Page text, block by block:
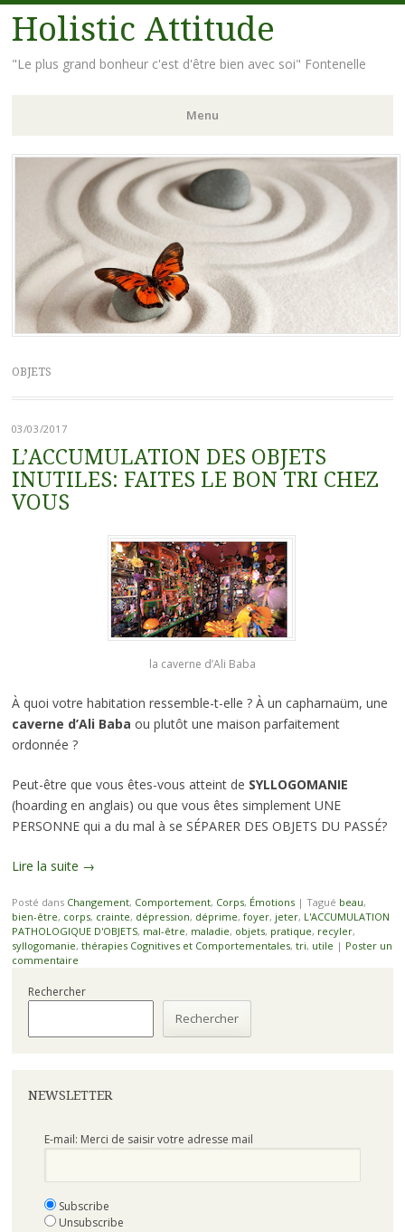
Holistic Attitude
"Le plus grand bonheur c'est d'être bien avec soi" Fontenelle
Menu
Aller
principal
OBJETS
03/03/2017
L’ACCUMULATION DES OBJETS
INUTILES: FAITES LE BON TRI CHEZ
VOUS
la caverne d’Ali Baba
À quoi votre habitation ressemble-t-elle ? À un capharnaüm, une
caverne d’Ali Baba ou plutôt une maison parfaitement
ordonnée ?
Peut-être que vous êtes-vous atteint de SYLLOGOMANIE
(hoarding en anglais) ou que vous êtes simplement UNE
PERSONNE qui a du mal à se SÉPARER DES OBJETS DU PASSÉ?
Lire la suite →
Posté dans Changement, Comportement, Corps, Émotions | Tagué beau,
bien-être, corps, crainte, dépression, déprime, foyer, jeter, L'ACCUMULATION
PATHOLOGIQUE D'OBJETS, mal-être, maladie, objets, pratique, recyler,
syllogomanie, thérapies Cognitives et Comportementales, tri, utile | Poster un
commentaire
Rechercher
Rechercher
NEWSLETTER
E-mail: Merci de saisir votre adresse mail
Subscribe
Unsubscribe